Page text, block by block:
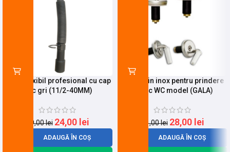
Sifon flexibil profesional cu cap
mic gri (11/2-40MM)
29,00lei 24,00 lei
ADAUGĂ ÎN COȘ
Surub din inox pentru prindere
capac WC model (GALA)
31,00lei 28,00 lei
ADAUGĂ ÎN COȘ